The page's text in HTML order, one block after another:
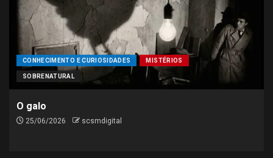
CONHECIMENTO E CURIOSIDADES MISTÉRIOS
SOBRENATURAL
O galo
25/06/2026 scsmdigital